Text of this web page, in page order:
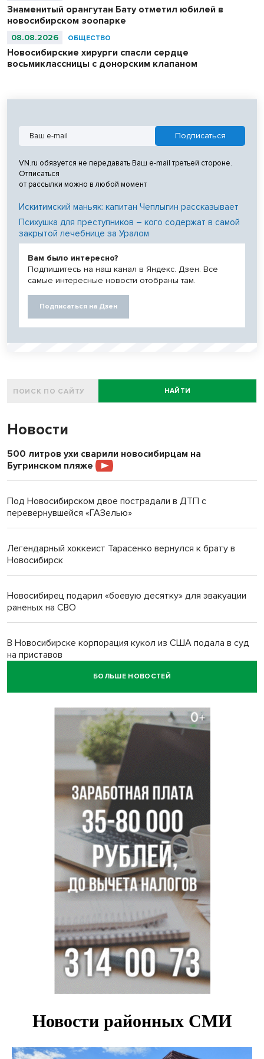
Знаменитый орангутан Бату отметил юбилей в
новосибирском зоопарке
08.08.2026 ОБЩЕСТВО
Новосибирские хирурги спасли сердце
восьмиклассницы с донорским клапаном
VN.ru обязуется не передавать Ваш e-mail третьей стороне.
Отписаться
от рассылки можно в любой момент
Искитимский маньяк: капитан Чеплыгин рассказывает
Психушка для преступников – кого содержат в самой
закрытой лечебнице за Уралом
Вам было интересно?
Подпишитесь на наш канал в Яндекс. Дзен. Все
самые интересные новости отобраны там.
Подписаться на Дзен
НАЙТИ
Новости
500 литров ухи сварили новосибирцам на
Бугринском пляже
Под Новосибирском двое пострадали в ДТП с
перевернувшейся «ГАЗелью»
Легендарный хоккеист Тарасенко вернулся к брату в
Новосибирск
Новосибирец подарил «боевую десятку» для эвакуации
раненых на СВО
В Новосибирске корпорация кукол из США подала в суд
на приставов
БОЛЬШЕ НОВОСТЕЙ